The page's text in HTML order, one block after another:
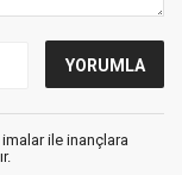
ile inançlara